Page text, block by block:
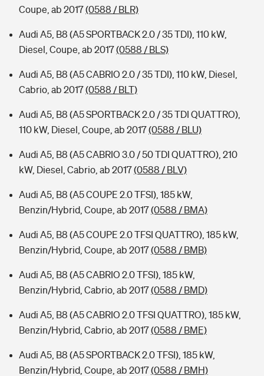
Coupe, ab 2017(0588 / BLR)
Audi A5, B8 (A5 SPORTBACK 2.0 / 35 TDI), 110 kW,
Diesel, Coupe, ab 2017(0588 / BLS)
Audi A5, B8 (A5 CABRIO 2.0 / 35 TDI), 110 kW, Diesel,
Cabrio, ab 2017(0588 / BLT)
Audi A5, B8 (A5 SPORTBACK 2.0 / 35 TDI QUATTRO),
110 kW, Diesel, Coupe, ab 2017(0588 / BLU)
Audi A5, B8 (A5 CABRIO 3.0 / 50 TDI QUATTRO), 210
kW, Diesel, Cabrio, ab 2017(0588 / BLV)
Audi A5, B8 (A5 COUPE 2.0 TFSI), 185 kW,
Benzin/Hybrid, Coupe, ab 2017(0588 / BMA)
Audi A5, B8 (A5 COUPE 2.0 TFSI QUATTRO), 185 kW,
Benzin/Hybrid, Coupe, ab 2017(0588 / BMB)
Audi A5, B8 (A5 CABRIO 2.0 TFSI), 185 kW,
Benzin/Hybrid, Cabrio, ab 2017(0588 / BMD)
Audi A5, B8 (A5 CABRIO 2.0 TFSI QUATTRO), 185 kW,
Benzin/Hybrid, Cabrio, ab 2017(0588 / BME)
Audi A5, B8 (A5 SPORTBACK 2.0 TFSI), 185 kW,
Benzin/Hybrid, Coupe, ab 2017(0588 / BMH)